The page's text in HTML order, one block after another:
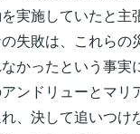
実施していたと主
失敗は、これらの
かったという事実
ンドリューとマリ
、決して追いつけ